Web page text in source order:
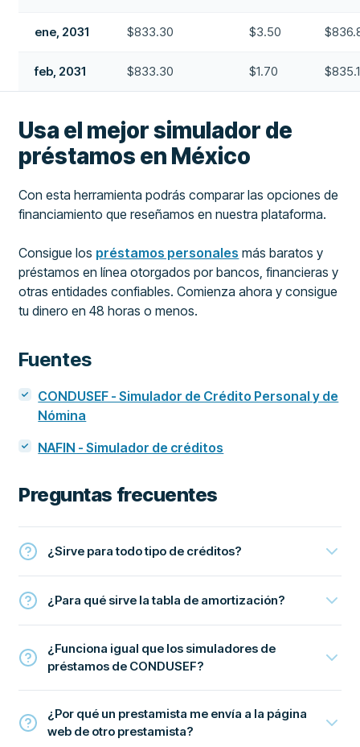
ene, 2031 $833.30 $3.50
feb, 2031 $833.30 $1.70
Usa el mejor simulador de
préstamos en México
Con esta herramienta podrás comparar las opciones de
financiamiento que reseñamos en nuestra plataforma.
Consigue los préstamos personales más baratos y
préstamos en línea otorgados por bancos, financieras y
otras entidades confiables. Comienza ahora y consigue
tu dinero en 48 horas o menos.
Fuentes
CONDUSEF - Simulador de Crédito Personal y de
Nómina
NAFIN - Simulador de créditos
Preguntas frecuentes
¿Sirve para todo tipo de créditos?
¿Para qué sirve la tabla de amortización?
¿Funciona igual que los simuladores de
préstamos de CONDUSEF?
¿Por qué un prestamista me envía a la página
web de otro prestamista?